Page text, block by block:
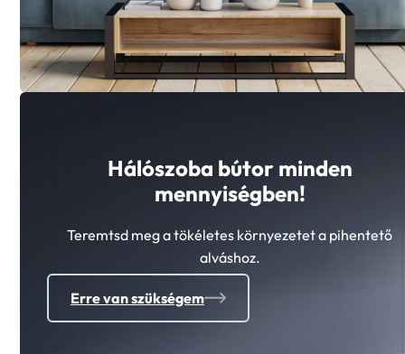
Hálószoba bútor minden
mennyiségben!
Teremtsd meg a tökéletes környezetet a pihentető
alváshoz.
Erre van szükségem